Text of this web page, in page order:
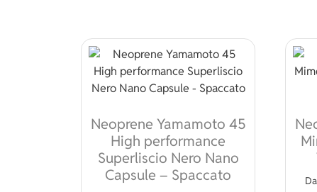
Neoprene Yamamoto 45
High performance
Superliscio Nero Nano
Capsule – Spaccato
Da